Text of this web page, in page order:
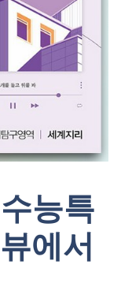
능특
에서